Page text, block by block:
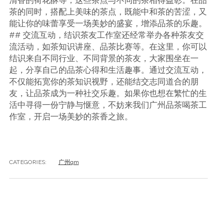
茶的同时，搭配上美味的茶点，既能中和茶的苦涩，又
能让你的味蕾享受一场美妙的盛宴，增添品茶的乐趣。
## 交流互动，结识茶友工作室还经常举办各种茶友交
流活动，如茶知识讲座、品茶比赛等。在这里，你可以
结识来自不同行业、不同背景的茶友，大家围坐在一
起，分享自己的品茶心得和生活趣事。通过交流互动，
不仅能拓宽你的茶知识视野，还能结交志同道合的朋
友，让品茶成为一种社交乐趣。如果你也想在繁忙的生
活中寻得一份宁静与惬意，不妨来我们广州品茶喝茶工
作室，开启一场美妙的茶香之旅。
CATEGORIES: 广州qm